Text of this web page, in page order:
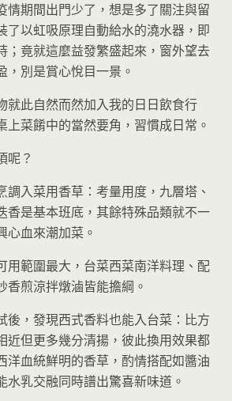
情期間出門少了，想是多了關注與留
了以虹吸原理自動給水的澆水器，即
；竟就這麼益發繁盛起來，窗外望去
，別是賞心悅目一景。
就此自然而然加入我的日日飲食行
上菜餚中的當然要角，習慣成日常。
呢？
調入菜用香草：考量用度，九層塔、
香是基本班底，其餘特殊品類就不一
心血來潮加菜。
用範圍最大，台菜西菜南洋料理、配
香煎涼拌燉滷皆能擔綱。
後，發現西式香料也能入台菜：比方
近但更多幾分清揚，彼此換用效果都
洋血統鮮明的香草，酌情搭配如醬油
水乳交融同時譜出驚喜新味道。